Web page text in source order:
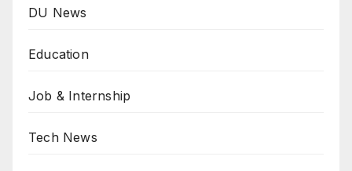
DU News
Education
Job & Internship
Tech News